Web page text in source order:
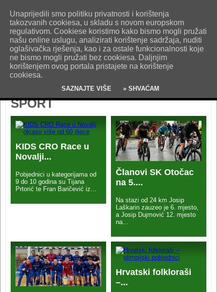
O nama Kontakt Oglašavanje Impresum
Uvjeti korištenja
Pošaljite nam vijest!
SPORT
KIDS CRO Race u
Novalji...
Pobjednici u kategorijama od
9 do 10 godina su Tijana
Prtorić te Fran Baričević iz...
Članovi SK Otočac
na 5....
Na stazi od 24 km Josip
Laškarin zauzeo je 6. mjesto,
a Josip Dujmović 12. mjesto
na...
Hrvatski folkloraši
–...
Unaprijedili smo politiku privatnosti i korištenja
takozvanih cookiesa, u skladu s novom europskom
regulativom. Cookiese koristimo kako bismo mogli pružati
našu online uslugu, analizirati korištenje sadržaja, nuditi
oglašivačka rješenja, kao i za ostale funkcionalnosti koje
ne bismo mogli pružati bez cookiesa. Daljnjim
korištenjem ovog portala pristajete na korištenje
cookiesa.
SAZNAJTE VIŠE » SHVAĆAM